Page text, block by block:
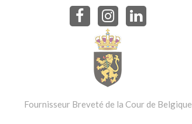
Fournisseur Breveté de la Cour de Belgique